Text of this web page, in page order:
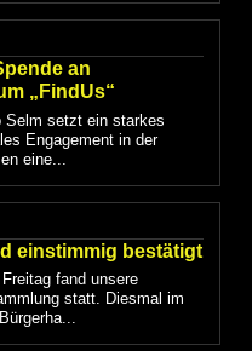
an
„FindUs“
Selm setzt ein starkes
Engagement in der
eine...
einstimmig bestätigt
fand unsere
statt. Diesmal im